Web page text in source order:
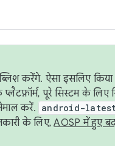
करेंगे. ऐसा इसलिए
पूरे सिस्टम के लिए
करें. android-
के लिए,AOSP में हुए